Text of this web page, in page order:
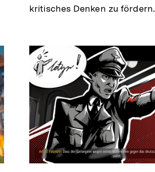
kritisches Denken zu fördern.